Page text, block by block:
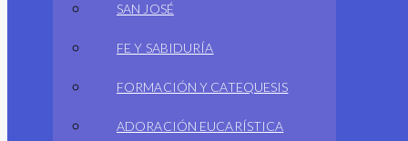
SAN JOSÉ
FE Y SABIDURÍA
FORMACIÓN Y CATEQUESIS
ADORACIÓN EUCARÍSTICA